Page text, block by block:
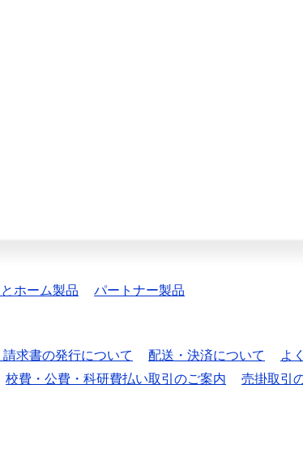
ホーム製品 パートナー製品
求書の発行について 配送・決済について
よ
校費・公費・科研費払い取引のご案内 売掛取引